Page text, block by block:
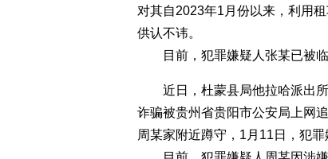
对其自2023年1月份以来，利用
供认不讳。
目前，犯罪嫌疑人张某已被临
近日，杜蒙县局他拉哈派出所
诈骗被贵州省贵阳市公安局上网
周某家附近蹲守，1月11日，犯